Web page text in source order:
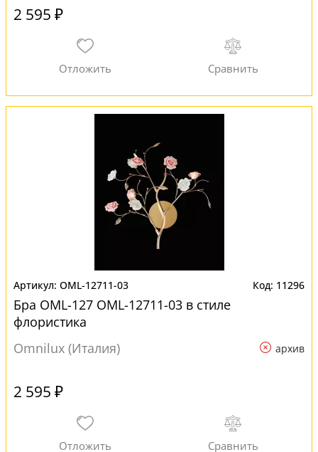
2 595 ₽
OML-12711-03 11296
Бра OML-127 OML-12711-03 в стиле
флористика
Omnilux (Италия)
архив
2 595 ₽